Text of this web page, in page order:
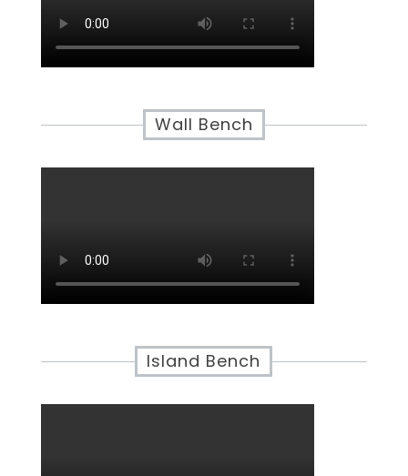
Wall Bench
Island Bench